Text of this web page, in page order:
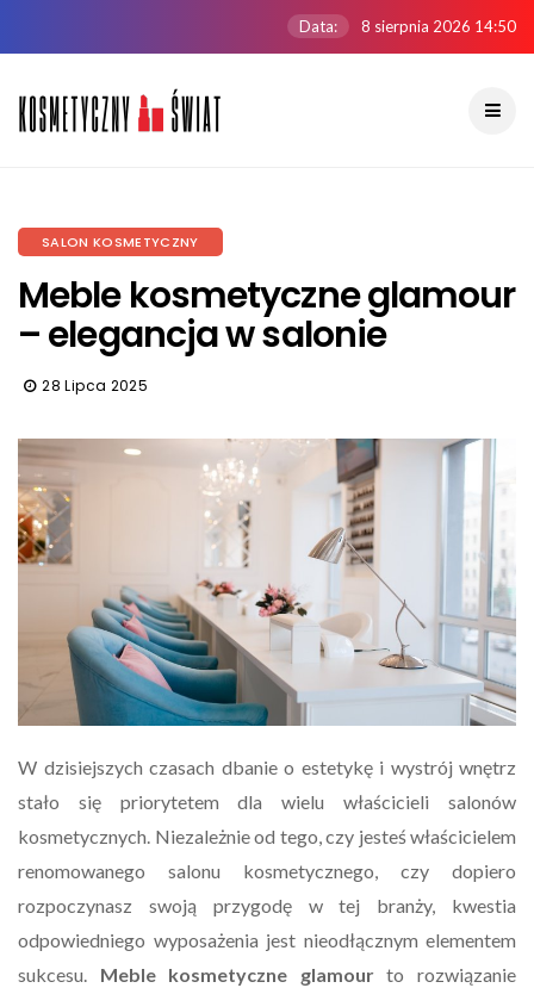
Data: 8 sierpnia 2026 14:50
SALON KOSMETYCZNY
Meble kosmetyczne glamour
– elegancja w salonie
28 Lipca 2025
W dzisiejszych czasach dbanie o estetykę i wystrój wnętrz
stało się priorytetem dla wielu właścicieli salonów
kosmetycznych. Niezależnie od tego, czy jesteś właścicielem
renomowanego salonu kosmetycznego, czy dopiero
rozpoczynasz swoją przygodę w tej branży, kwestia
odpowiedniego wyposażenia jest nieodłącznym elementem
sukcesu. Meble kosmetyczne glamourto rozwiązanie